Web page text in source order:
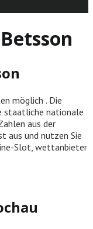
möglich . Die
staatliche nationale
aus der
aus und nutzen Sie
Slot, wettanbieter